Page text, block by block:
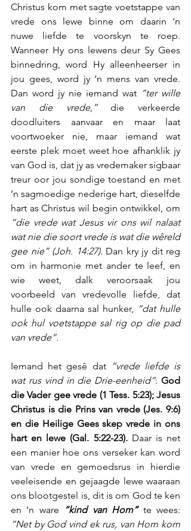
Christus kom met sagte voetstappe van
vrede ons lewe binne om daarin ‘n
nuwe liefde te voorskyn te roep.
Wanneer Hy ons lewens deur Sy Gees
binnedring, word Hy alleenheerser in
jou gees, word jy ‘n mens van vrede.
Dan word jy nie iemand wat “ter wille
van die vrede,” die verkeerde
doodluiters aanvaar en maar laat
voortwoeker nie, maar iemand wat
eerste plek moet weet hoe afhanklik jy
van God is, dat jy as vredemaker sigbaar
treur oor jou sondige toestand en met
‘n sagmoedige nederige hart, dieselfde
“die vrede wat Jesus vir ons wil nalaat
wat nie die soort vrede is wat die wêreld
gee nie” (Joh. 14:27). Dan kry jy dit reg
om in harmonie met ander te leef, en
wie weet, dalk veroorsaak jou
voorbeeld van vredevolle liefde, dat
hulle ook daarna sal hunker,
“dat hulle
ook hul voetstappe sal rig op die pad
van vrede”.
Iemand het gesê dat “vrede liefde is
wat rus vind in die Drie-eenheid”: God
die Vader gee vrede (1 Tess. 5:23); Jesus
Christus is die Prins van vrede (Jes. 9:6)
en die Heilige Gees skep vrede in ons
hart en lewe (Gal. 5:22-23). Daar is net
een manier hoe ons verseker kan word
van vrede en gemoedsrus in hierdie
veeleisende en gejaagde lewe waaraan
ons blootgestel is, dit is om God te ken
en ‘n ware
“kind van Hom”
“Net by God vind ek rus, van Hom kom